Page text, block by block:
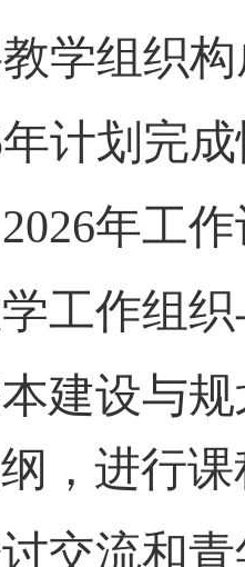
学组织
年计划完
2026年工
工作组
建设与
，进行
交流和